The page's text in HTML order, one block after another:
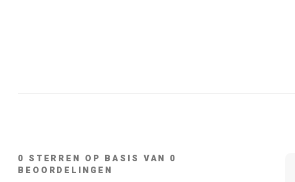
0 STERREN OP BASIS VAN 0
BEOORDELINGEN